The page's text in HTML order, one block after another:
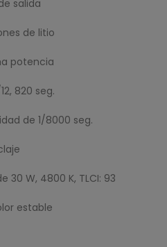
salida
de litio
potencia
820 seg.
de 1/8000 seg.
30 W, 4800 K, TLCI: 93
estable